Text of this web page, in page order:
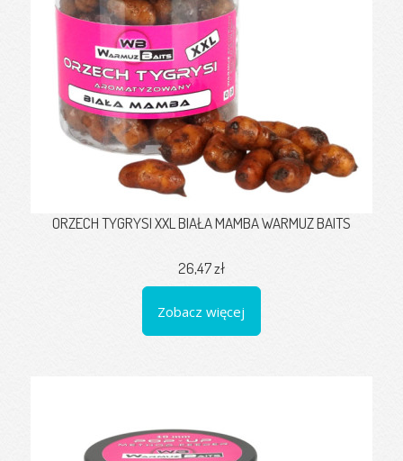
ORZECH TYGRYSI XXL BIAŁA MAMBA WARMUZ BAITS
26,47 zł
Zobacz więcej